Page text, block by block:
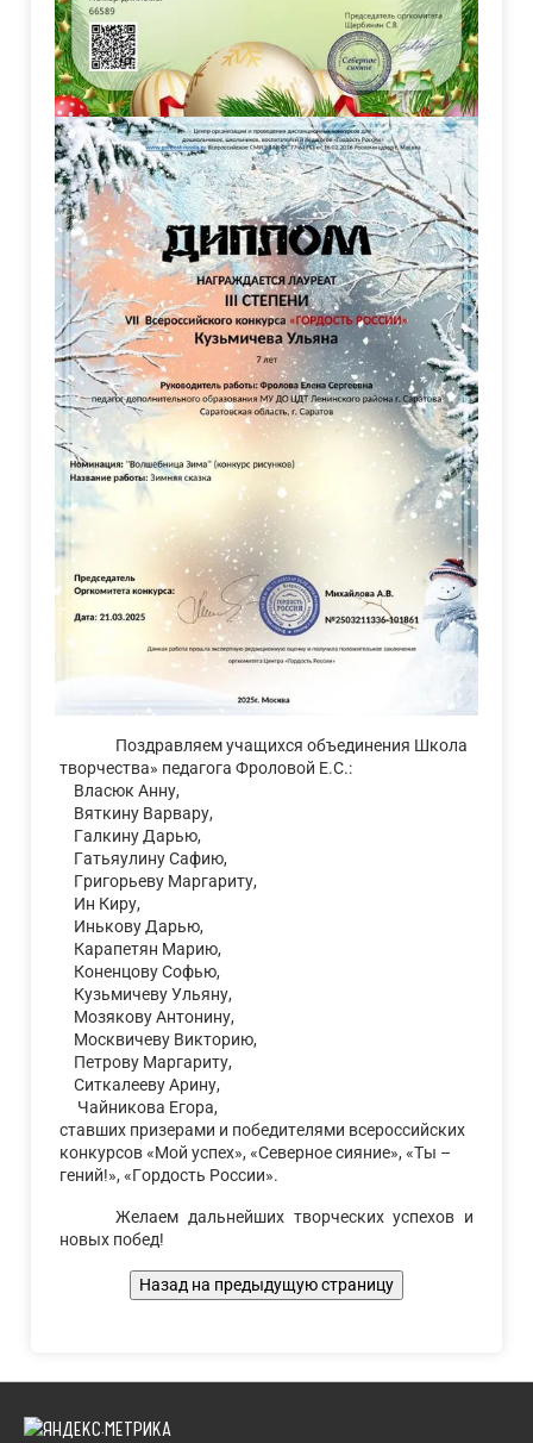
Поздравляем учащихся объединения Школа
творчества» педагога Фроловой Е.С.:
Власюк Анну,
Вяткину Варвару,
Галкину Дарью,
Гатьяулину Сафию,
Григорьеву Маргариту,
Ин Киру,
Инькову Дарью,
Карапетян Марию,
Коненцову Софью,
Кузьмичеву Ульяну,
Мозякову Антонину,
Москвичеву Викторию,
Петрову Маргариту,
Ситкалееву Арину,
Чайникова Егора,
ставших призерами и победителями всероссийских
конкурсов «Мой успех», «Северное сияние», «Ты –
гений!», «Гордость России».
Желаем дальнейших творческих успехов и
новых побед!